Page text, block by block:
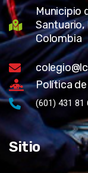
Municipio
Santuario,
Colombia
Política
(601) 431 81
Sitio